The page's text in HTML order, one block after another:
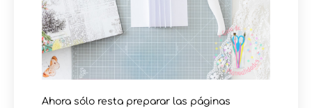
Ahora sólo resta preparar las páginas